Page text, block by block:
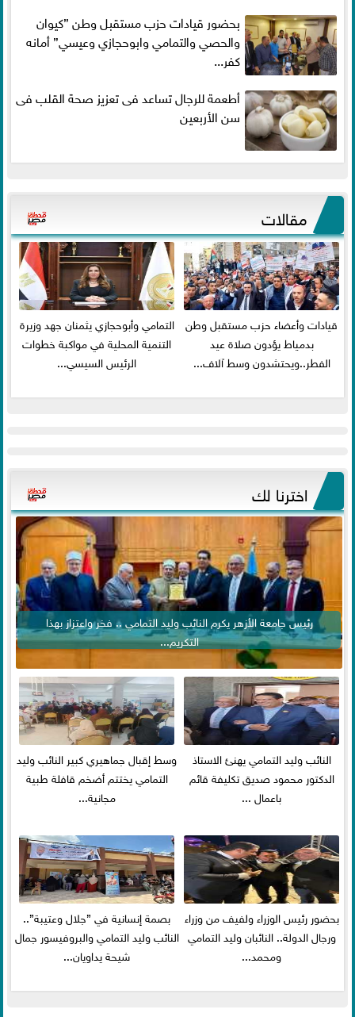
بحضور قيادات حزب مستقبل وطن ”كيوان
والحصي والتمامي وابوحجازي وعيسي” أمانه
كفر...
أطعمة للرجال تساعد فى تعزيز صحة القلب فى
سن الأربعين
مقالات
قيادات وأعضاء حزب مستقبل وطن
بدمياط يؤدون صلاة عيد
الفطر..ويحتشدون وسط آلاف...
التمامي وأبوحجازي يثمنان جهد وزيرة
التنمية المحلية في مواكبة خطوات
الرئيس السيسي...
اخترنا لك
رئيس جامعة الأزهر يكرم النائب وليد التمامي .. فخر واعتزاز بهذا
التكريم...
النائب وليد التمامي يهنئ الاستاذ
الدكتور محمود صديق تكليفة قائم
باعمال ...
وسط إقبال جماهيري كبير النائب وليد
التمامي يختتم أضخم قافلة طبية
مجانية...
بحضور رئيس الوزراء ولفيف من وزراء
ورجال الدولة.. النائبان وليد التمامي
ومحمد...
بصمة إنسانية في ”جلال وعتيبة”..
النائب وليد التمامي والبروفيسور جمال
شيحة يداويان...